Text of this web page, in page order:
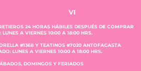
VENTA CLAUDIA TOBAR
24 HORAS HÁBILES DESPUÉS DE COMPRAR
LUNES A VIERNES 10:00 A 18:00 HRS.
#1368 Y TEATINOS #7020 ANTOFAGASTA
LUNES A VIERNES 10:00 A 18:00 HRS.
DOMINGOS Y FERIADOS